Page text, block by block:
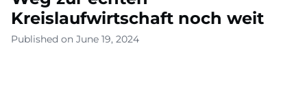
Kreislaufwirtschaft noch weit
Published on June 19, 2024